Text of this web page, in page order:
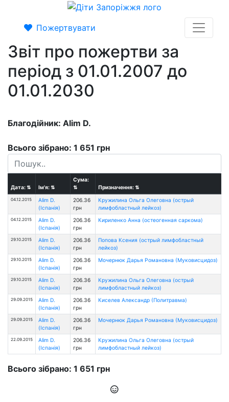
Пожертвувати
Звіт про пожертви за
період з 01.01.2007 до
01.01.2030
Благодійник: Alim D.
Всього зібрано: 1 651 грн
Дата:⇅ Ім'я:⇅
Сума:
⇅
Призначення:⇅
04.12.2015
Alim D.
(Іспанія)
206.36
грн
Кружилина Ольга Олеговна (острый
лимфобластный лейкоз)
04.12.2015
Alim D.
(Іспанія)
206.36
грн
Кириленко Анна (остеогенная саркома)
29.10.2015
Alim D.
(Іспанія)
206.36
грн
Попова Ксения (острый лимфобластный
лейкоз)
29.10.2015
Alim D.
(Іспанія)
206.36
грн
Мочернюк Дарья Романовна (Муковисцидоз)
29.10.2015
Alim D.
(Іспанія)
206.36
грн
Кружилина Ольга Олеговна (острый
лимфобластный лейкоз)
29.09.2015
Alim D.
(Іспанія)
206.36
грн
Киселев Александр (Политравма)
29.09.2015
Alim D.
(Іспанія)
206.36
грн
Мочернюк Дарья Романовна (Муковисцидоз)
22.09.2015
Alim D.
(Іспанія)
206.36
грн
Кружилина Ольга Олеговна (острый
лимфобластный лейкоз)
Всього зібрано: 1 651 грн